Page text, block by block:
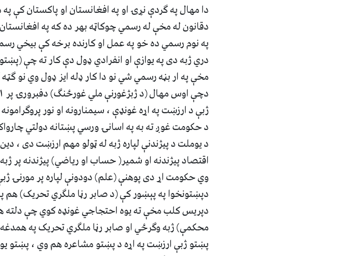
دا مهال په گردې نړۍ او په افغانستان او پاکستان کې
په نوم رسمي ده خو په عمل او کارنده برخه کې بيخي
دري ژبه دى په يوازې او انفرادي ډول دې کار ته چې
مخې په ار بڼه رسمي شي نو دا کار ډله ايز ډول وي نو
ژبې د ارزښت په اړه غونډې ، سيمنارونه او نور
د حکومت غوږ ته به په اسانۍ ورسي پښتانه دولتي
د يوملت د پيژندنې لپاره ژبه له ټولو مهم ارزښت دى ،
اقتصاد پيژندنه او شمير( حساب او رياضي) پيژندنه پر
وي حکومت اړ دى پوهنې (علم) دودونې لپاره پر مورنۍ
دپريس کلب مخې ته يوه احتجاجي غونډه کوي چې دلته
محکمې) ژبه وگرځي او صابر رڼا ملگري تحريک په
پښتو ژبې ارزښت په اړه د پښتو مشاعره هم وي ، پښتو